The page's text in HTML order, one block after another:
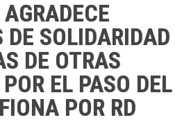
SOLIDARIDAD
DE OTRAS
EL PASO DEL
POR RD